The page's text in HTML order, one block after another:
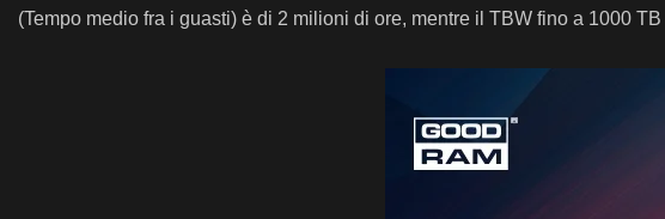
(Tempo medio fra i guasti) è di 2 milioni di ore, mentre il TBW fino a 1000